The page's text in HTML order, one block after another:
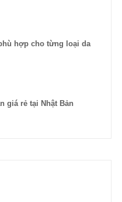
hợp cho từng loại da
giá rẻ tại Nhật Bản